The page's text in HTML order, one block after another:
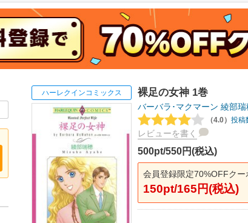
ハーレクインコミックス 裸足の女神 1巻
バーバラ･マクマーン 綾部瑞
（4.0） 投稿
レビューを書く
500pt/550円(税込)
会員登録限定70%OFFクー
150pt/165円(税込)